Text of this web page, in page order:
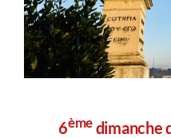
6ème dimanche